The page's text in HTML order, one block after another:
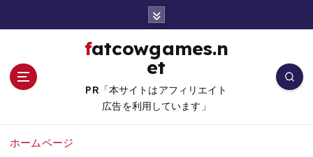
fatcowgames.n
et
PR「本サイトはアフィリエイト
広告を利用しています」
ホームページ